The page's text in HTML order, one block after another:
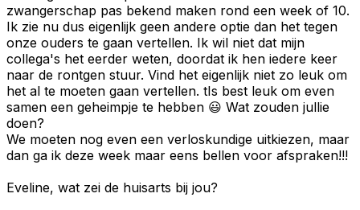
zwangerschap pas bekend maken rond een week of 10.
Ik zie nu dus eigenlijk geen andere optie dan het tegen
onze ouders te gaan vertellen. Ik wil niet dat mijn
collega's het eerder weten, doordat ik hen iedere keer
naar de rontgen stuur. Vind het eigenlijk niet zo leuk om
het al te moeten gaan vertellen. tIs best leuk om even
samen een geheimpje te hebben 😃 Wat zouden jullie
doen?
We moeten nog even een verloskundige uitkiezen, maar
dan ga ik deze week maar eens bellen voor afspraken!!!
Eveline, wat zei de huisarts bij jou?